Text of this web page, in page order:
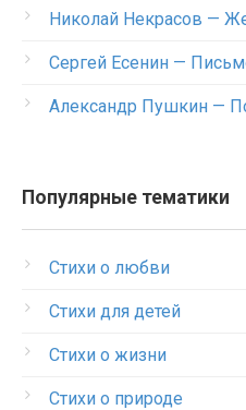
Николай Некрасов —
Сергей Есенин —
Александр Пушкин —
Популярные тематики
Стихи о любви
Стихи для детей
Стихи о жизни
Стихи о природе